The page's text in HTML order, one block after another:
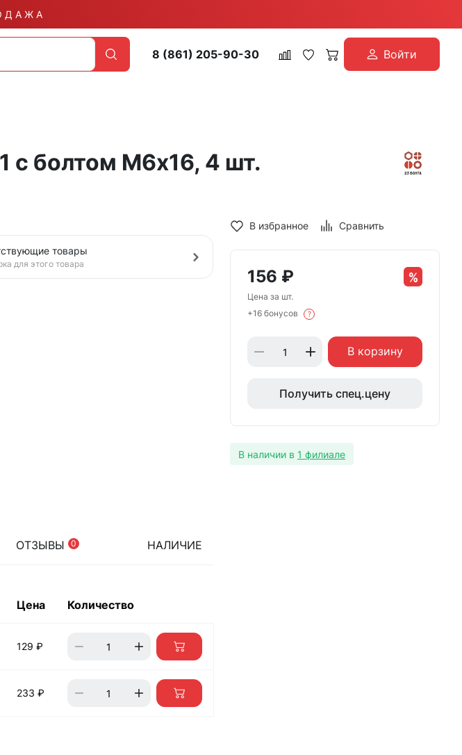
Д А Ж А
8 (861) 205-90-30 Войти
с болтом М6х16, 4 шт.
товары
для этого товара
ОТЗЫВЫ 0 НАЛИЧИЕ
Цена Количество
129 ₽
233 ₽
В избранное Сравнить
156 ₽
Цена за шт.
+16 бонусов
?
В корзину
Получить спец.цену
В наличии в 1 филиале